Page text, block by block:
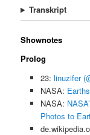
Transkript
Shownotes
Prolog
23: linuzifer
NASA:
NASA:
Photos to